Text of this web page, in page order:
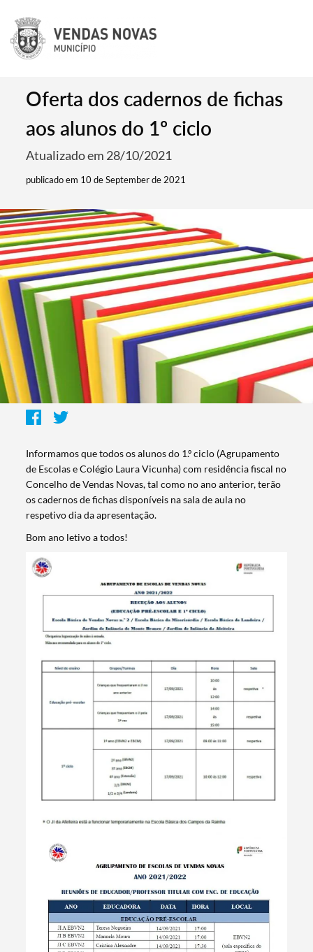
Oferta dos cadernos de fichas
aos alunos do 1º ciclo
Atualizado em 28/10/2021
publicado em 10 de September de 2021
Informamos que todos os alunos do 1.º ciclo (Agrupamento
de Escolas e Colégio Laura Vicunha) com residência fiscal no
Concelho de Vendas Novas, tal como no ano anterior, terão
os cadernos de fichas disponíveis na sala de aula no
respetivo dia da apresentação.
Bom ano letivo a todos!